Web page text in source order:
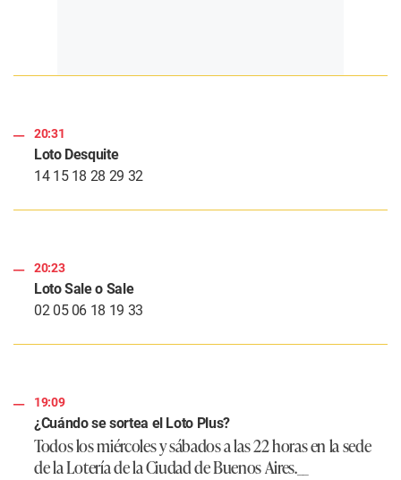
20:31
Loto Desquite
14 15 18 28 29 32
20:23
Loto Sale o Sale
02 05 06 18 19 33
19:09
¿Cuándo se sortea el Loto Plus?
Todos los miércoles y sábados a las 22 horas en la sede
de la Lotería de la Ciudad de Buenos Aires.__